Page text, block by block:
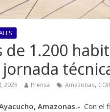
de 1.200
2025 Prensa Amazonas,
Amazonas.- Con el